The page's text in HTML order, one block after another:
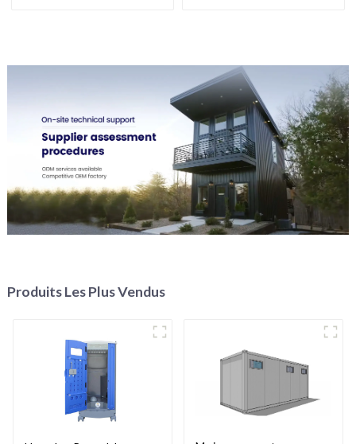
Produits Les Plus Vendus